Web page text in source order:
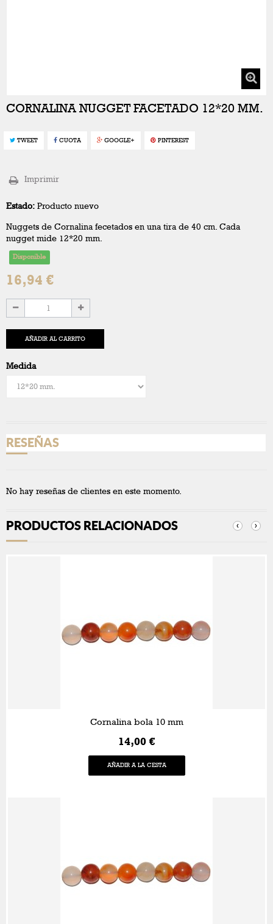
CORNALINA NUGGET FACETADO 12*20 MM.
TWEET CUOTA GOOGLE+ PINTEREST
Imprimir
Estado: Producto nuevo
Nuggets de Cornalina fecetados en una tira de 40 cm. Cada
nugget mide 12*20 mm.
Disponible
16,94 €
AÑADIR AL CARRITO
Medida
RESEÑAS
No hay reseñas de clientes en este momento.
PRODUCTOS RELACIONADOS ‹ ›
Cornalina bola 10 mm
14,00 €
AÑADIR A LA CESTA